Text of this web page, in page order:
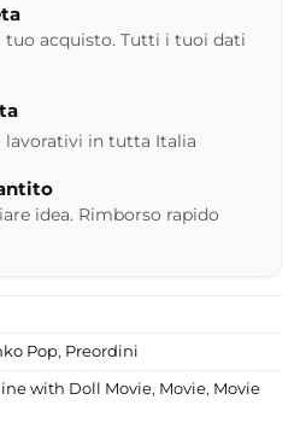
tuo acquisto. Tutti i tuoi dati
lavorativi in tutta Italia
idea. Rimborso rapido
Pop, Preordini
with Doll Movie, Movie, Movie